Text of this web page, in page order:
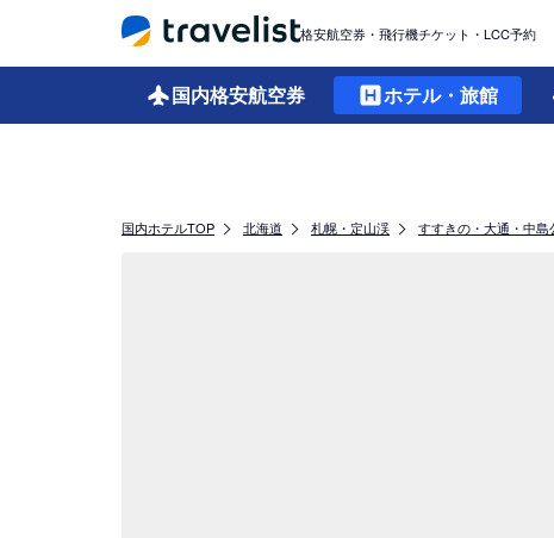
格安航空券・飛行機チケット・LCC予約
国内格安航空券 ホテル・旅館
国内ホテルTOP 北海道 札幌・定山渓 すすきの・大通・中島